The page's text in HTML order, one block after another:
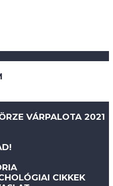
VÁRPALOTA 2021
CIKKEK